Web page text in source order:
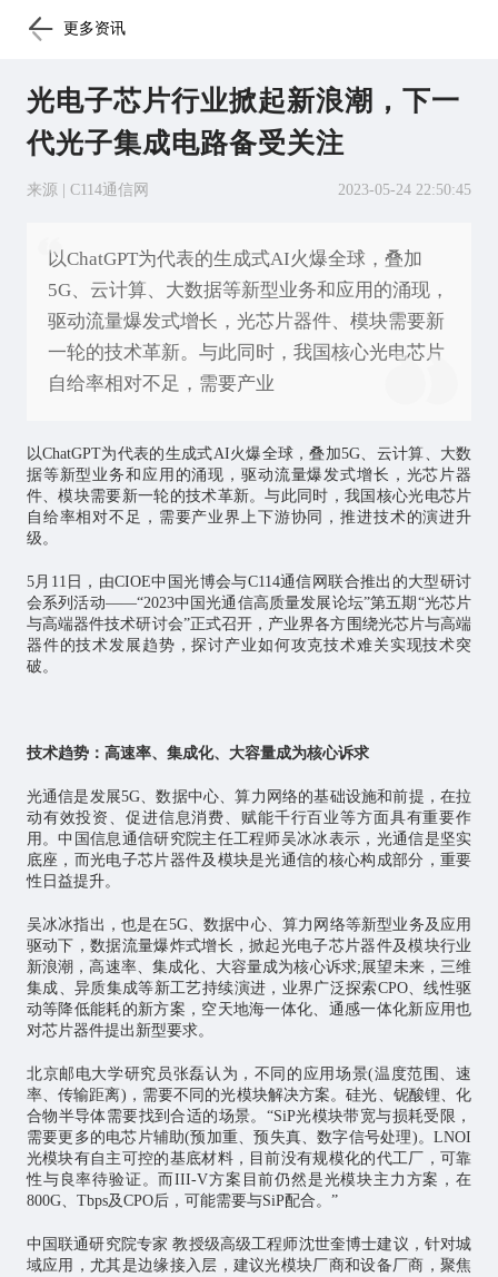
更多资讯
光电子芯片行业掀起新浪潮，下一
代光子集成电路备受关注
来源 | C114通信网 2023-05-24 22:50:45
以ChatGPT为代表的生成式AI火爆全球，叠加
5G、云计算、大数据等新型业务和应用的涌现，
驱动流量爆发式增长，光芯片器件、模块需要新
一轮的技术革新。与此同时，我国核心光电芯片
自给率相对不足，需要产业
以ChatGPT为代表的生成式AI火爆全球，叠加5G、云计算、大数
据等新型业务和应用的涌现，驱动流量爆发式增长，光芯片器
件、模块需要新一轮的技术革新。与此同时，我国核心光电芯片
自给率相对不足，需要产业界上下游协同，推进技术的演进升
级。
5月11日，由CIOE中国光博会与C114通信网联合推出的大型研讨
会系列活动——“2023中国光通信高质量发展论坛”第五期“光芯片
与高端器件技术研讨会”正式召开，产业界各方围绕光芯片与高端
器件的技术发展趋势，探讨产业如何攻克技术难关实现技术突
破。
技术趋势：高速率、集成化、大容量成为核心诉求
光通信是发展5G、数据中心、算力网络的基础设施和前提，在拉
动有效投资、促进信息消费、赋能千行百业等方面具有重要作
用。中国信息通信研究院主任工程师吴冰冰表示，光通信是坚实
底座，而光电子芯片器件及模块是光通信的核心构成部分，重要
性日益提升。
吴冰冰指出，也是在5G、数据中心、算力网络等新型业务及应用
驱动下，数据流量爆炸式增长，掀起光电子芯片器件及模块行业
新浪潮，高速率、集成化、大容量成为核心诉求;展望未来，三维
集成、异质集成等新工艺持续演进，业界广泛探索CPO、线性驱
动等降低能耗的新方案，空天地海一体化、通感一体化新应用也
对芯片器件提出新型要求。
北京邮电大学研究员张磊认为，不同的应用场景(温度范围、速
率、传输距离)，需要不同的光模块解决方案。硅光、铌酸锂、化
合物半导体需要找到合适的场景。“SiP光模块带宽与损耗受限，
需要更多的电芯片辅助(预加重、预失真、数字信号处理)。LNOI
光模块有自主可控的基底材料，目前没有规模化的代工厂，可靠
性与良率待验证。而III-V方案目前仍然是光模块主力方案，在
800G、Tbps及CPO后，可能需要与SiP配合。”
中国联通研究院专家 教授级高级工程师沈世奎博士建议，针对城
域应用，尤其是边缘接入层，建议光模块厂商和设备厂商，聚焦